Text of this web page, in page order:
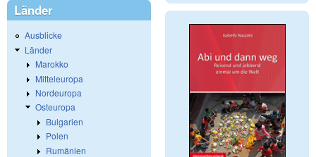
Länder
Ausblicke
Länder
Marokko
Mitteleuropa
Nordeuropa
Osteuropa
Bulgarien
Polen
Rumänien